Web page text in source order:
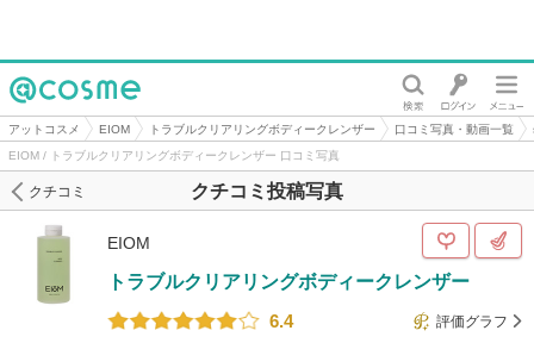
@cosme
アットコスメ EIOM トラブルクリアリングボディークレンザー 口コミ写真・動画一覧
EIOM / トラブルクリアリングボディークレンザー 口コミ写真
クチコミ投稿写真
クチコミ
EIOM
トラブルクリアリングボディークレンザー
6.4
評価グラフ